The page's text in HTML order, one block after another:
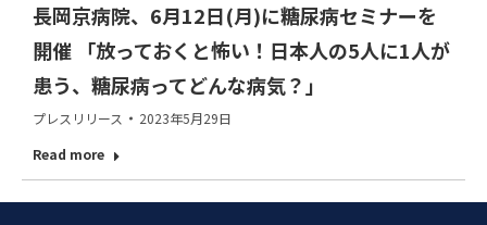
長岡京病院、6月12日(月)に糖尿病セミナーを
開催 「放っておくと怖い！日本人の5人に1人が
患う、糖尿病ってどんな病気？」
プレスリリース
2023年5月29日
Read more